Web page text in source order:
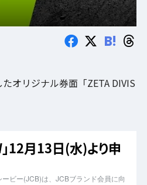
B!
オリジナル券面「ZETA DIVIS